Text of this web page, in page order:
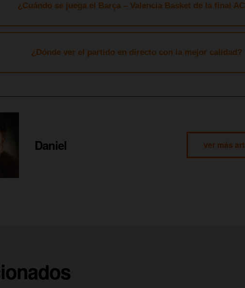
¿Cuándo se juega el Barça – Valencia Basket de la final
¿Dónde ver el partido en directo con la mejor calidad?
Daniel ver más